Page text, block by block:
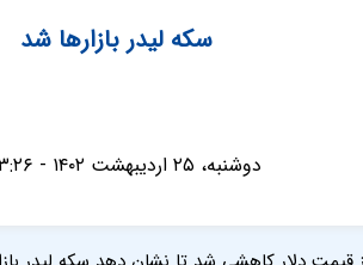
سکه لیدر بازارها شد
دوشنبه، ۲۵ اردیبهشت ۱۴۰۲ - ۰۹:۱۳:۲۶